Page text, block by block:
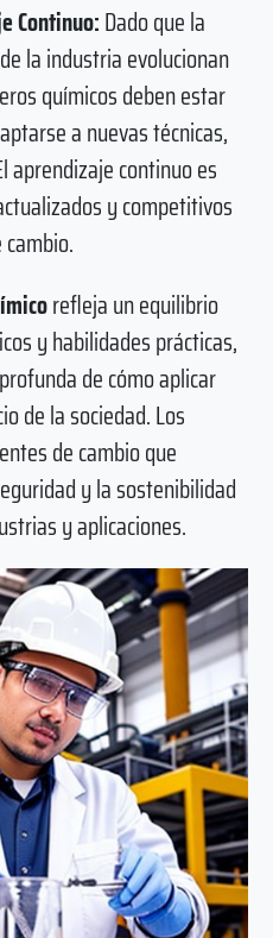
Continuo:Dado que la
la industria evolucionan
químicos deben estar
a nuevas técnicas,
aprendizaje continuo es
y competitivos
refleja un equilibrio
y habilidades prácticas,
de cómo aplicar
de la sociedad. Los
de cambio que
y la sostenibilidad
y aplicaciones.